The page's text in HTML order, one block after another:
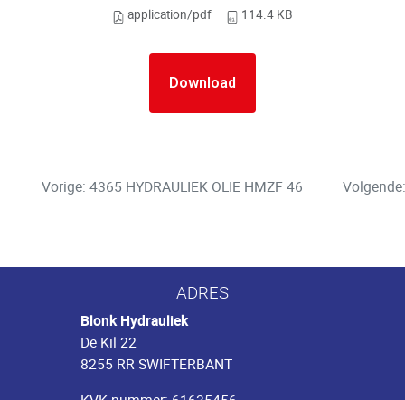
application/pdf 114.4 KB
Download
Vorige: 4365 HYDRAULIEK OLIE HMZF 46
ADRES
Blonk Hydrauliek
De Kil 22
8255 RR SWIFTERBANT